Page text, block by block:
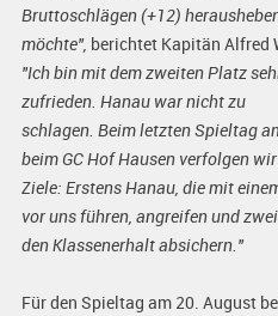
Bruttoschlägen (+12)
möchte", berichtet Kapitän Alfred
"Ich bin mit dem zweiten Platz
zufrieden. Hanau war nicht zu
schlagen. Beim letzten Spieltag
beim GC Hof Hausen verfolgen
Ziele: Erstens Hanau, die mit
vor uns führen, angreifen und
den Klassenerhalt absichern."
Für den Spieltag am 20. August